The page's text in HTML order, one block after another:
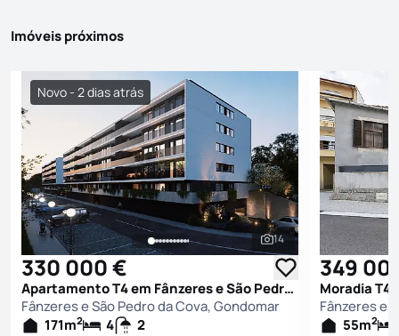
Imóveis próximos
Ver todas as
14
Novo - 2 dias atrás
330 000 €
Apartamento T4 em Fânzeres e São Pedro da Cova, Gondomar
Fânzeres e São Pedro da Cova, Gondomar
171m2 4 2
349
Fânzeres e
55m2